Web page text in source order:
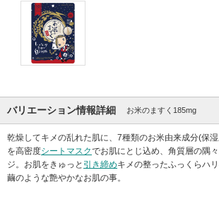
バリエーション情報詳細 お米のますく185mg
乾燥してキメの乱れた肌に、7種類のお米由来成分(保
を高密度シートマスクでお肌にとじ込め、角質層の隅
ジ。お肌をきゅっと 引き締めキメの整ったふっくらハ
繭のような艶やかなお肌の事。